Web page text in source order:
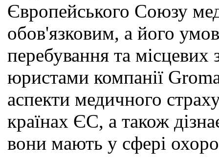
Європейського Союзу
обов'язковим, а його
перебування та місцевих
юристами компанії
аспекти медичного
країнах ЄС, а також
вони мають у сфері